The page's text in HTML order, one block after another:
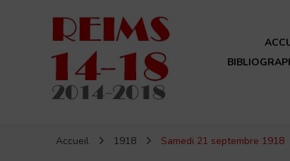
Accueil 1918 Samedi 21 septembre 1918